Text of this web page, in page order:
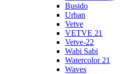
Busido
Urban
Vetve
VETVE 21
Vetve-22
Wabi Sabi
Watercolor 21
Waves